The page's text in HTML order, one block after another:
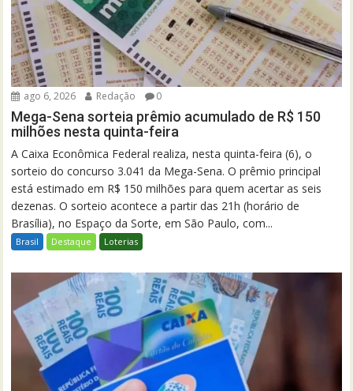
ago 6, 2026 Redação 0
Mega-Sena sorteia prêmio acumulado de R$ 150
milhões nesta quinta-feira
A Caixa Econômica Federal realiza, nesta quinta-feira (6), o
sorteio do concurso 3.041 da Mega-Sena. O prêmio principal
está estimado em R$ 150 milhões para quem acertar as seis
dezenas. O sorteio acontece a partir das 21h (horário de
Brasília), no Espaço da Sorte, em São Paulo, com...
Brasil Destaque Loterias